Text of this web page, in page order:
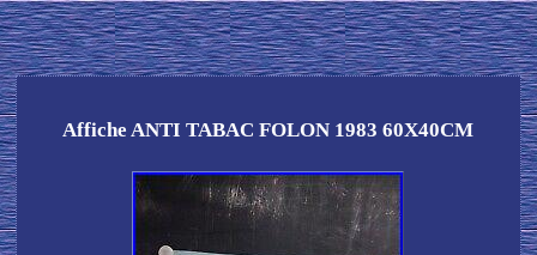
Affiche ANTI TABAC FOLON 1983 60X40CM